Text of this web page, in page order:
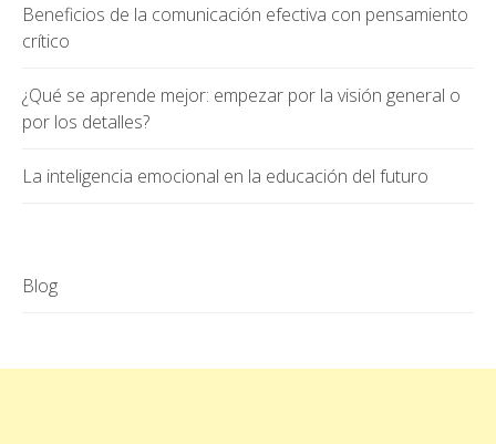
Beneficios de la comunicación efectiva con pensamiento
crítico
¿Qué se aprende mejor: empezar por la visión general o
por los detalles?
La inteligencia emocional en la educación del futuro
Blog